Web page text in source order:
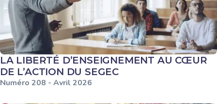
LA LIBERTÉ D’ENSEIGNEMENT AU CŒUR
DE L’ACTION DU SEGEC
Numéro 208 - Avril 2026